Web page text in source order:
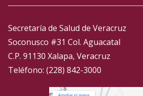
Secretaría de Salud de Veracruz
Soconusco #31 Col. Aguacatal
C.P. 91130 Xalapa, Veracruz
Teléfono: (228) 842-3000